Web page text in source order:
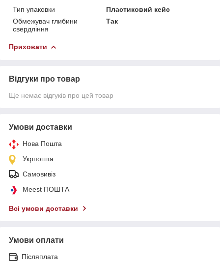
Тип упаковки
Пластиковий кейс
Обмежувач глибини
свердління
Так
Приховати
Відгуки про товар
Ще немає відгуків про цей товар
Умови доставки
Нова Пошта
Укрпошта
Самовивіз
Meest ПОШТА
Всі умови доставки
Умови оплати
Післяплата